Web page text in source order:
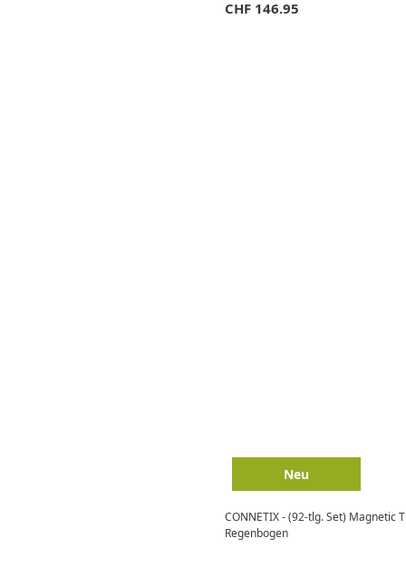
CHF 146.95
Neu
CONNETIX - (92-tlg. Set) Magnetic
Regenbogen